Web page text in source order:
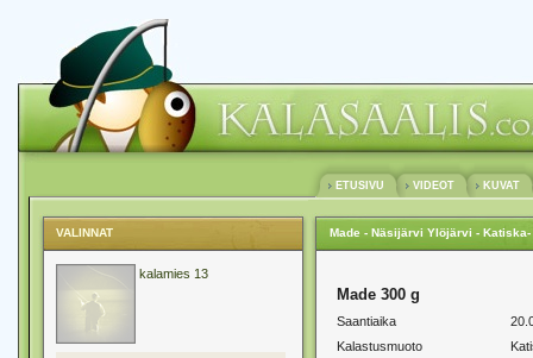
ETUSIVU VIDEOT KUVAT
VALINNAT
kalamies 13
Made - Näsijärvi Ylöjärvi -
Made 300 g
Saantiaika
Kalastusmuoto